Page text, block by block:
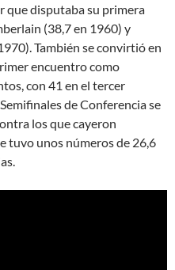
que disputaba su primera
(38,7 en 1960) y
También se convirtió en
encuentro como
con 41 en el tercer
de Conferencia se
los que cayeron
tuvo unos números de 26,6